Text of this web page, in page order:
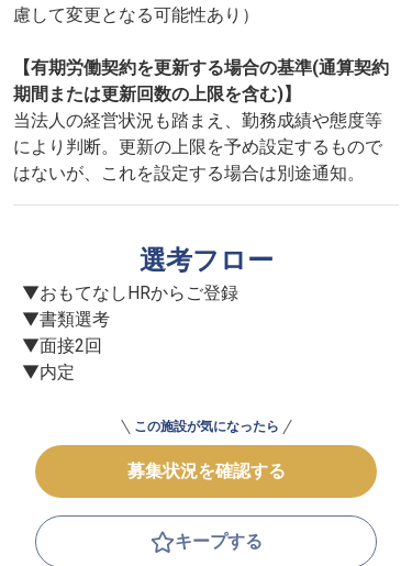
慮して変更となる可能性あり）
【有期労働契約を更新する場合の基準(通算契約
期間または更新回数の上限を含む)】
当法人の経営状況も踏まえ、勤務成績や態度等
により判断。更新の上限を予め設定するもので
はないが、これを設定する場合は別途通知。
選考フロー
▼おもてなしHRからご登録
▼書類選考
▼面接2回
▼内定
この施設が気になったら
募集状況を確認する
キープする